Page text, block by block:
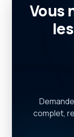
Vous
les
complet,